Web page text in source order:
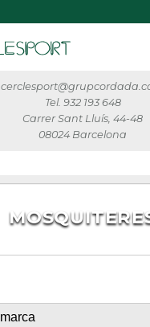
Tel. 932 193 648
Carrer Sant Lluís, 44-48
08024 Barcelona